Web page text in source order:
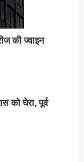
की ज्वाइन
को घेरा, पूर्व